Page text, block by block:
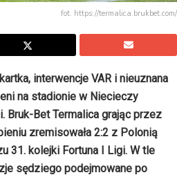
fot. https://termalica.brukbet.com/
interwencje VAR i nieuznana
na stadionie w Niecieczy
Bruk-Bet Termalica grając przez
zremisowała 2:2 z Polonią
31. kolejki Fortuna I Ligi. W tle
sędziego podejmowane po